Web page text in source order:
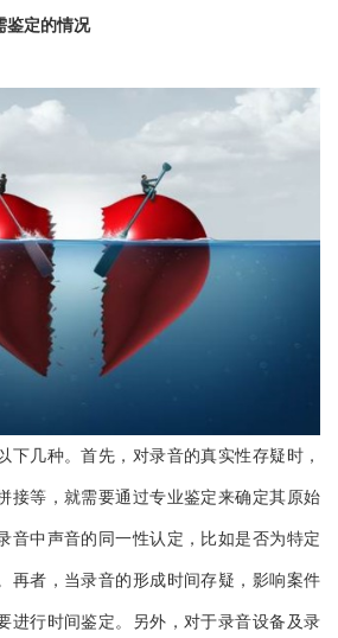
鉴定的情况
下几种。首先，对录音的真实性存疑时，
接等，就需要通过专业鉴定来确定其原始
音中声音的同一性认定，比如是否为特定
再者，当录音的形成时间存疑，影响案件
进行时间鉴定。另外，对于录音设备及录